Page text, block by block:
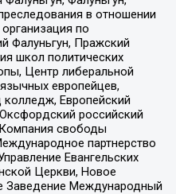
в отношении
по
Фалуньгун, Пражский
школ политических
Центр либеральной
европейцев,
Европейский
российский
свободы
партнерство
Евангельских
Церкви, Новое
Заведение Международный